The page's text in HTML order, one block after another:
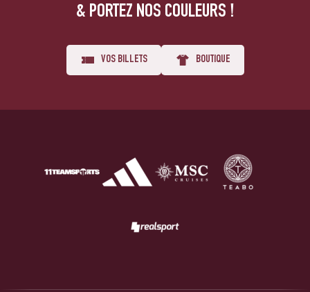
& PORTEZ NOS COULEURS !
VOS BILLETS BOUTIQUE